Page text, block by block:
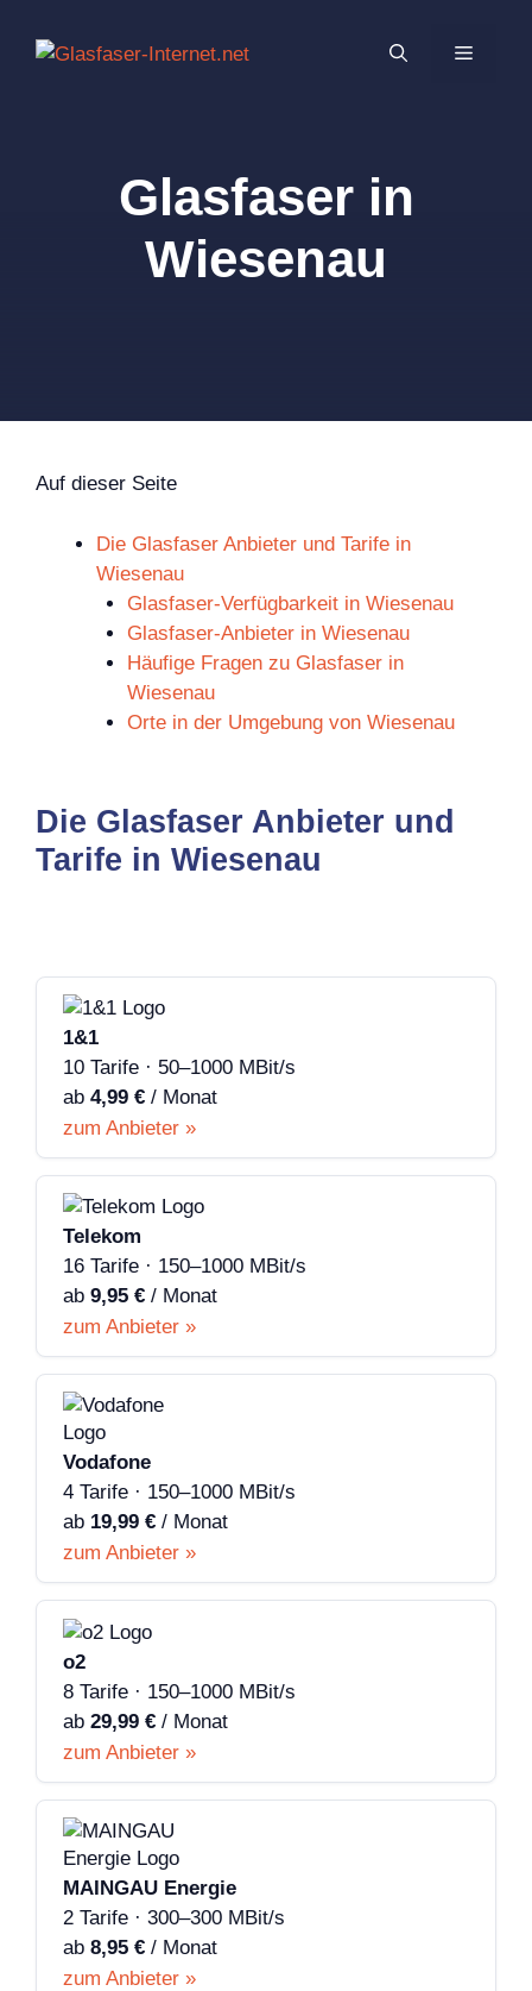
Inhalt
MENÜ
Glasfaser in
Wiesenau
Auf dieser Seite
Die Glasfaser Anbieter und Tarife in
Wiesenau
Glasfaser-Verfügbarkeit in Wiesenau
Glasfaser-Anbieter in Wiesenau
Häufige Fragen zu Glasfaser in
Wiesenau
Orte in der Umgebung von Wiesenau
Die Glasfaser Anbieter und
Tarife in Wiesenau
1&1
10 Tarife · 50–1000 MBit/s
ab 4,99 € / Monat
zum Anbieter »
Telekom
16 Tarife · 150–1000 MBit/s
ab 9,95 € / Monat
zum Anbieter »
Vodafone
4 Tarife · 150–1000 MBit/s
ab 19,99 € / Monat
zum Anbieter »
o2
8 Tarife · 150–1000 MBit/s
ab 29,99 € / Monat
zum Anbieter »
MAINGAU Energie
2 Tarife · 300–300 MBit/s
ab 8,95 € / Monat
zum Anbieter »